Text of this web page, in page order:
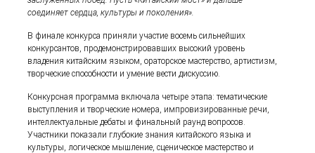
соединяет сердца, культуры и поколения».
В финале конкурса приняли участие восемь сильнейших
конкурсантов, продемонстрировавших высокий уровень
владения китайским языком, ораторское мастерство, артистизм,
творческие способности и умение вести дискуссию.
Конкурсная программа включала четыре этапа: тематические
выступления и творческие номера, импровизированные речи,
интеллектуальные дебаты и финальный раунд вопросов.
Участники показали глубокие знания китайского языка и
культуры, логическое мышление, сценическое мастерство и